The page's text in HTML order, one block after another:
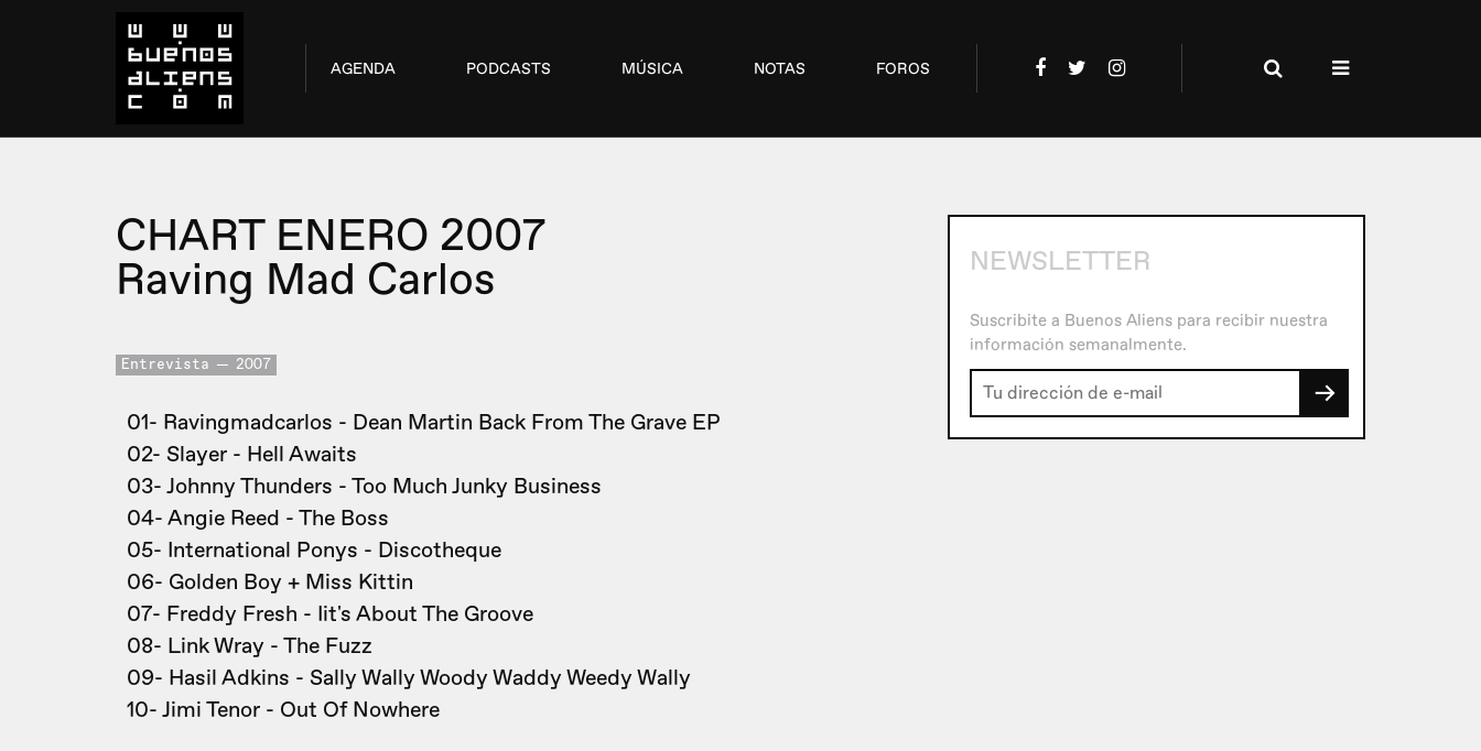
AGENDA PODCASTS MÚSICA NOTAS FOROS
CHART ENERO 2007
Raving Mad Carlos
Entrevista 2007
01- Ravingmadcarlos - Dean Martin Back From The Grave EP
02- Slayer - Hell Awaits
03- Johnny Thunders - Too Much Junky Business
04- Angie Reed - The Boss
05- International Ponys - Discotheque
06- Golden Boy + Miss Kittin
07- Freddy Fresh - Iit's About The Groove
08- Link Wray - The Fuzz
09- Hasil Adkins - Sally Wally Woody Waddy Weedy Wally
10- Jimi Tenor - Out Of Nowhere
NEWSLETTER
Suscribite a Buenos Aliens para recibir nuestra
información semanalmente.
→